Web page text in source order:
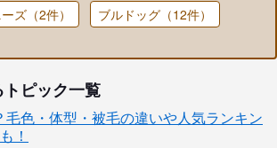
ズ（2件）
ブルドッグ（12件）
ピック一覧
色・体型・被毛の違いや人気ランキン
！